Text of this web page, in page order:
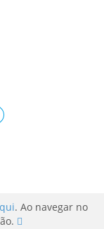
. Ao navegar no